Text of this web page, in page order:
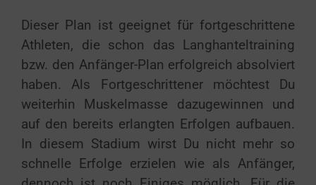
Dieser Plan ist geeignet für fortgeschrittene
Athleten, die schon das Langhanteltraining
bzw. den Anfänger-Plan erfolgreich absolviert
haben. Als Fortgeschrittener möchtest Du
weiterhin Muskelmasse dazugewinnen und
auf den bereits erlangten Erfolgen aufbauen.
In diesem Stadium wirst Du nicht mehr so
schnelle Erfolge erzielen wie als Anfänger,